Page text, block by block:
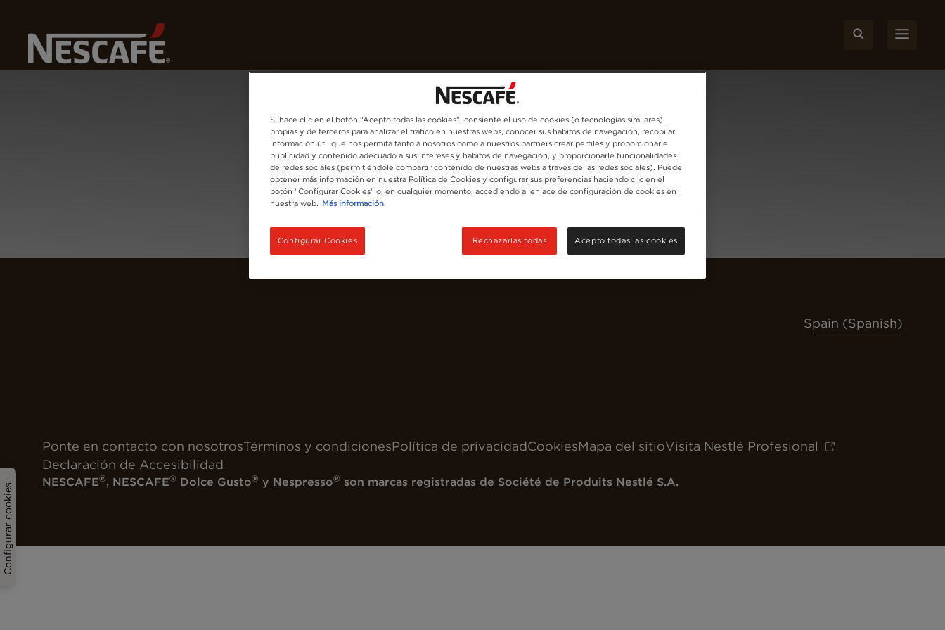
Configurar cookies
Spain (Spanish)
Ponte en contacto con nosotrosTérminos y condicionesPolítica de privacidadCookiesMapa del sitioVisita Nestlé Profesional
Declaración de Accesibilidad
NESCAFE®, NESCAFE® Dolce Gusto® y Nespresso® son marcas registradas de Société de Produits Nestlé S.A.
Si hace clic en el botón “Acepto todas las cookies”, consiente el uso de cookies (o tecnologías similares)
propias y de terceros para analizar el tráfico en nuestras webs, conocer sus hábitos de navegación, recopilar
información útil que nos permita tanto a nosotros como a nuestros partners crear perfiles y proporcionarle
publicidad y contenido adecuado a sus intereses y hábitos de navegación, y proporcionarle funcionalidades
de redes sociales (permitiéndole compartir contenido de nuestras webs a través de las redes sociales). Puede
obtener más información en nuestra Política de Cookies y configurar sus preferencias haciendo clic en el
botón “Configurar Cookies” o, en cualquier momento, accediendo al enlace de configuración de cookies en
nuestra web. Más información
Configurar Cookies Rechazarlas todas Acepto todas las cookies